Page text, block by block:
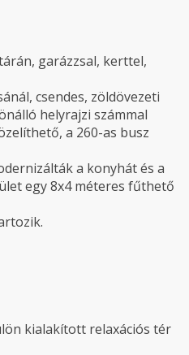
garázzsal, kerttel,
csendes, zöldövezeti
helyrajzi számmal
a 260-as busz
a konyhát és a
egy 8x4 méteres fűthető
kialakított relaxációs tér